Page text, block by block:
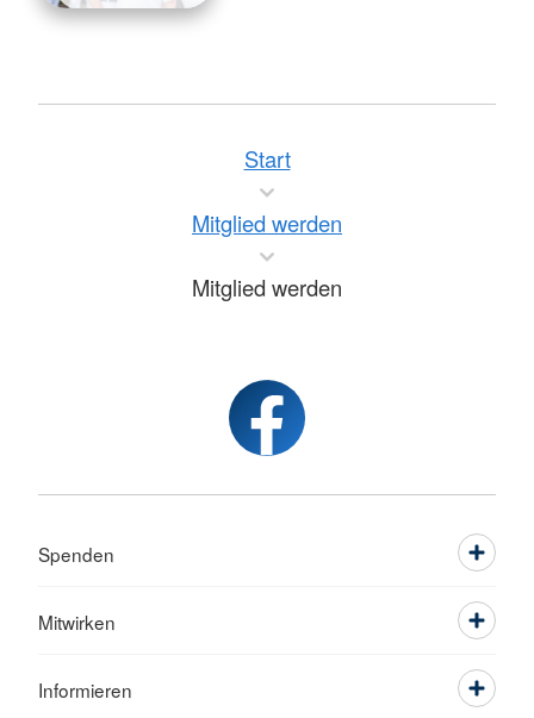
Start
Mitglied werden
Mitglied werden
Spenden
Mitwirken
Informieren